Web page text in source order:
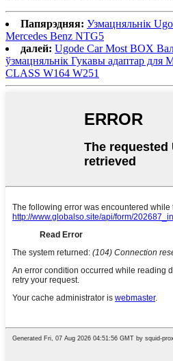
Папярэдняя: Узмацняльнік
Mercedes Benz NTG5
далей: Ugode Car Most BOX
ўзмацняльнік Гукавы адаптар для
CLASS W164 W251